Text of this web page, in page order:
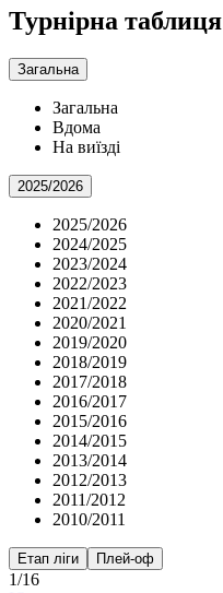
Турнірна таблиця
Загальна
Загальна
Вдома
На виїзді
2025/2026
2025/2026
2024/2025
2023/2024
2022/2023
2021/2022
2020/2021
2019/2020
2018/2019
2017/2018
2016/2017
2015/2016
2014/2015
2013/2014
2012/2013
2011/2012
2010/2011
Етап ліги Плей-оф
1/16